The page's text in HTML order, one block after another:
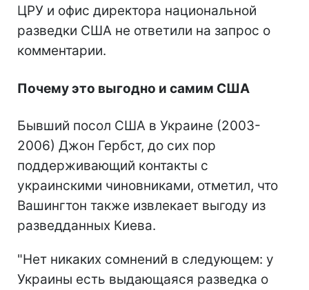
ЦРУ и офис директора национальной
разведки США не ответили на запрос о
комментарии.
Почему это выгодно и самим США
Бывший посол США в Украине (2003-
2006) Джон Гербст, до сих пор
поддерживающий контакты с
украинскими чиновниками, отметил, что
Вашингтон также извлекает выгоду из
разведданных Киева.
"Нет никаких сомнений в следующем: у
Украины есть выдающаяся разведка о